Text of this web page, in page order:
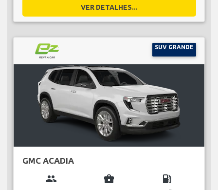
VER DETALHES...
SUV GRANDE
GMC ACADIA
group business_center local_gas_station